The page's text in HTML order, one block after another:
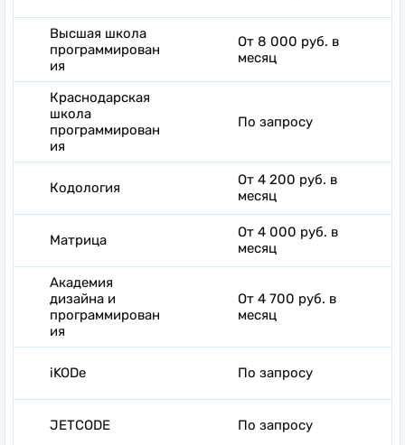
Высшая школа
программирован
ия
От 8 000 руб. в
месяц
Краснодарская
школа
программирован
ия
По запросу
Кодология
От 4 200 руб. в
месяц
Матрица
От 4 000 руб. в
месяц
Академия
дизайна и
программирован
ия
От 4 700 руб. в
месяц
iKODe По запросу
JETCODE По запросу